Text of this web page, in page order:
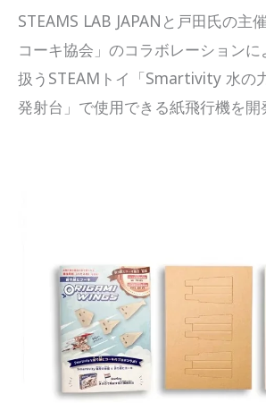
STEAMS LAB JAPANと戸田氏の主
コーキ協会」のコラボレーションに
扱うSTEAMトイ「Smartivity 水の
発射台」で使用できる紙飛行機を開